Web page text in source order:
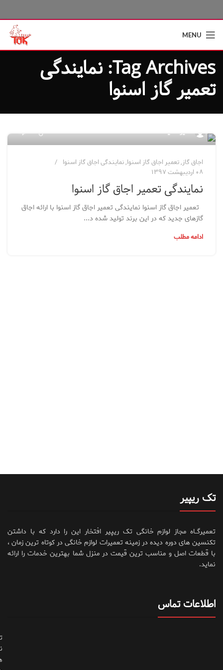
MENU
Tag Archives: نمایندگی
تعمیر گاز اسنوا
مدیر سایت
اجاق گاز,تعمیر اجاق گاز اسنوا,نمایندگی اجاق گاز اسنوا
۰۸ اردیبهشت ۱۳۹۷
نمایندگی تعمیر اجاق گاز اسنوا
تعمیر اجاق گاز اسنوا نمایندگی تعمیر اجاق گاز اسنوا با ارائه اجاق
گازهای جدید که در این برند تولید شده د...
ادامه مطلب
تک ریپیر
تعمیرگــاه مجاز لوازم خانگی تک ریپیر افتخار این را دارد که با داشتن
تکنسین های دوره دیده در زمینه تعمیرات لوازم خانگی در کوتاه ترین زمان ،
با قطعات اصل و مناسب ترین قیمت در منزل شما بهترین خدمات را ارائه
نماید.
اطلاعات تماس